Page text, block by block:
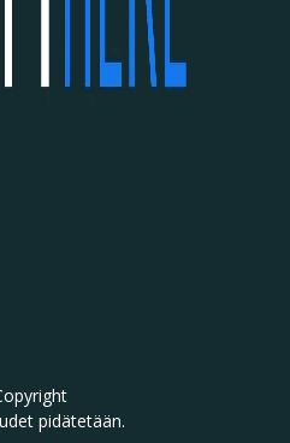
pidätetään.